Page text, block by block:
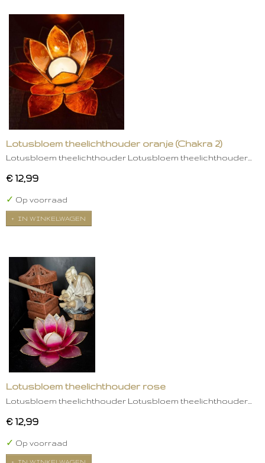
Lotusbloem theelichthouder oranje (Chakra 2)
Lotusbloem theelichthouder Lotusbloem theelichthouder…
€ 12,99
✓ Op voorraad
IN WINKELWAGEN
Lotusbloem theelichthouder rose
Lotusbloem theelichthouder Lotusbloem theelichthouder…
€ 12,99
✓ Op voorraad